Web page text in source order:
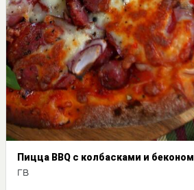
Пицца BBQ с колбасками и беконом
ГВ